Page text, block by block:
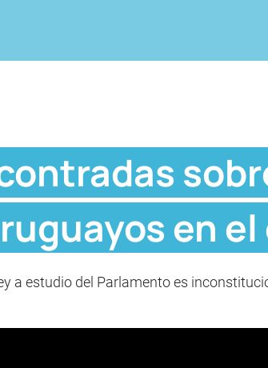
en
a estudio del Parlamento es